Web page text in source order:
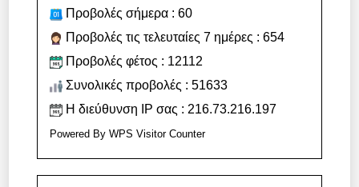
Προβολές σήμερα : 60
Προβολές τις τελευταίες 7 ημέρες : 654
Προβολές φέτος : 12112
Συνολικές προβολές : 51633
Η διεύθυνση IP σας : 216.73.216.197
Powered ByWPS Visitor Counter